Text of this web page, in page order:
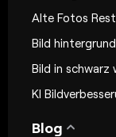
Alte Fotos
Bild
Bild in schwarz
KI
Blog